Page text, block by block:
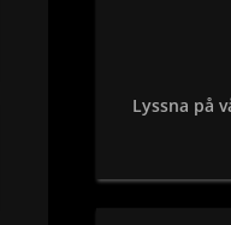
Lyssna på